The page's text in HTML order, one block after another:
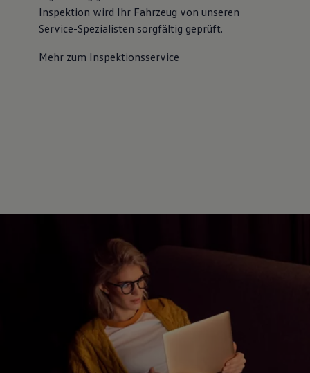
Inspektion wird Ihr Fahrzeug von unseren
Service-Spezialisten sorgfältig geprüft.
Mehr zum Inspektionsservice